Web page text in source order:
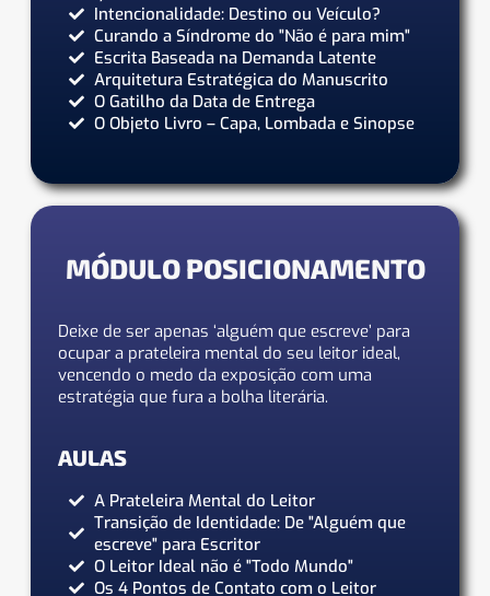
Intencionalidade: Destino ou Veículo?
Curando a Síndrome do "Não é para mim"
Escrita Baseada na Demanda Latente
Arquitetura Estratégica do Manuscrito
O Gatilho da Data de Entrega
O Objeto Livro – Capa, Lombada e Sinopse
MÓDULO POSICIONAMENTO
Deixe de ser apenas ‘alguém que escreve’ para
ocupar a prateleira mental do seu leitor ideal,
vencendo o medo da exposição com uma
estratégia que fura a bolha literária.
AULAS
A Prateleira Mental do Leitor
Transição de Identidade: De "Alguém que
escreve" para Escritor
O Leitor Ideal não é "Todo Mundo"
Os 4 Pontos de Contato com o Leitor